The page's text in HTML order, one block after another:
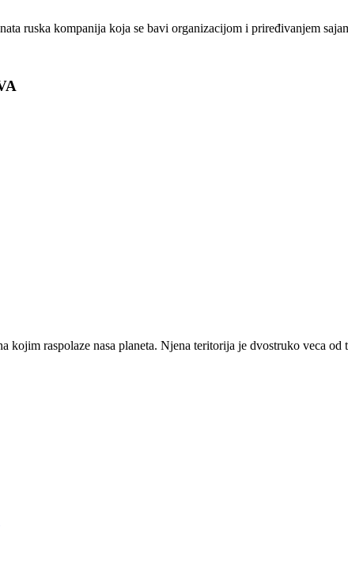
ruska kompanija koja se bavi organizacijom i priređivanjem
kojim raspolaze nasa planeta. Njena teritorija je dvostruko veca